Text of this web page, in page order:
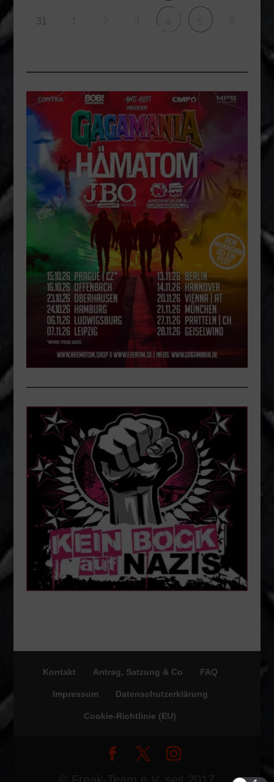
31
Kontakt Antrag, Satzung & Co FAQ
Impressum Datenschutzerklärung
Cookie-Richtlinie (EU)